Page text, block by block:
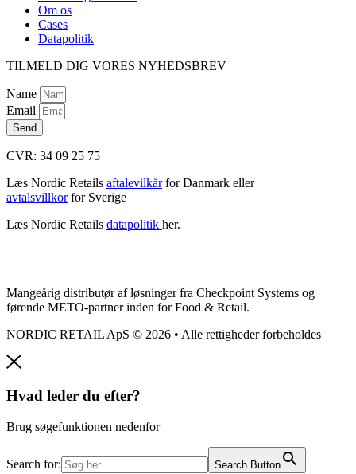
Om os
Cases
Datapolitik
TILMELD DIG VORES NYHEDSBREV
Name
Email
Send
CVR: 34 09 25 75
Læs Nordic Retails aftalevilkårfor Danmark eller
avtalsvillkorfor Sverige
Læs Nordic Retails datapolitik her.
Mangeårig distributør af løsninger fra Checkpoint Systems og
førende METO-partner inden for Food & Retail.
NORDIC RETAIL ApS © 2026 • Alle rettigheder forbeholdes
Hvad leder du efter?
Brug søgefunktionen nedenfor
Search for: Search Button